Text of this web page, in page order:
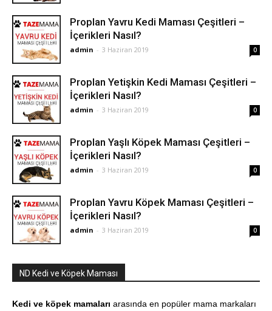
Proplan Yavru Kedi Maması Çeşitleri –
İçerikleri Nasıl?
admin - 3 Haziran 2019 0
Proplan Yetişkin Kedi Maması Çeşitleri –
İçerikleri Nasıl?
admin - 3 Haziran 2019 0
Proplan Yaşlı Köpek Maması Çeşitleri –
İçerikleri Nasıl?
admin - 3 Haziran 2019 0
Proplan Yavru Köpek Maması Çeşitleri –
İçerikleri Nasıl?
admin - 3 Haziran 2019 0
ND Kedi ve Köpek Maması
Kedi ve köpek mamaları arasında en popüler mama markaları